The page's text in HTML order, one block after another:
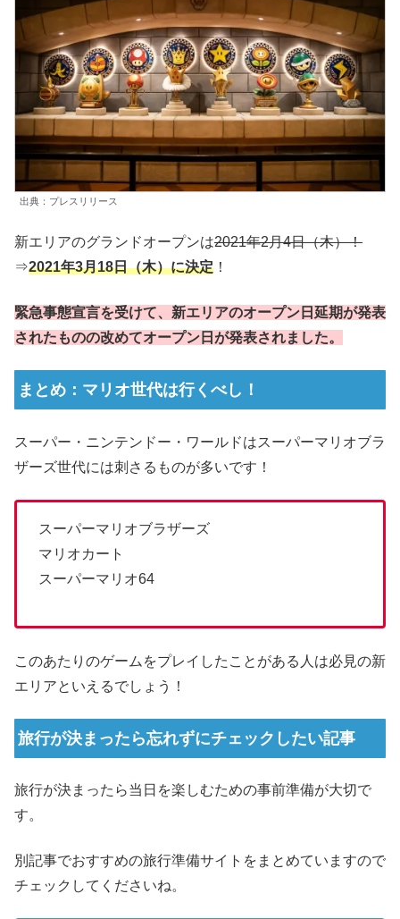
出典：プレスリリース
新エリアのグランドオープンは2021年2月4日（木）！
⇒2021年3月18日（木）に決定 ！
緊急事態宣言を受けて、新エリアのオープン日延期が発表
されたものの改めてオープン日が発表されました。
まとめ：マリオ世代は行くべし！
スーパー・ニンテンドー・ワールドはスーパーマリオブラ
ザーズ世代には刺さるものが多いです！
スーパーマリオブラザーズ
マリオカート
スーパーマリオ64
このあたりのゲームをプレイしたことがある人は必見の新
エリアといえるでしょう！
旅行が決まったら忘れずにチェックしたい記事
旅行が決まったら当日を楽しむための事前準備が大切で
す。
別記事でおすすめの旅行準備サイトをまとめていますので
チェックしてくださいね。